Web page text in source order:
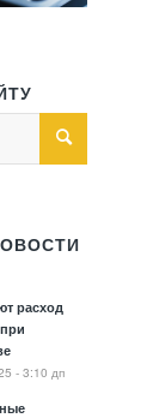
расход
- 3:10 дп